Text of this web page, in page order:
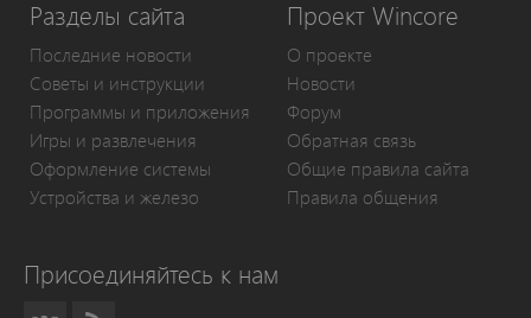
Разделы сайта
Последние новости
Советы и инструкции
Программы и приложения
Игры и развлечения
Оформление системы
Устройства и железо
Проект Wincore
О проекте
Новости
Форум
Обратная связь
Общие правила сайта
Правила общения
Присоединяйтесь к нам